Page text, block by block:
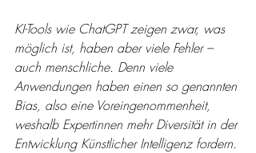
KI-Tools wie ChatGPT zeigen zwar, was
möglich ist, haben aber viele Fehler –
auch menschliche. Denn viele
Anwendungen haben einen so genannten
Bias, also eine Voreingenommenheit,
weshalb Expertinnen mehr Diversität in der
Entwicklung Künstlicher Intelligenz fordern.